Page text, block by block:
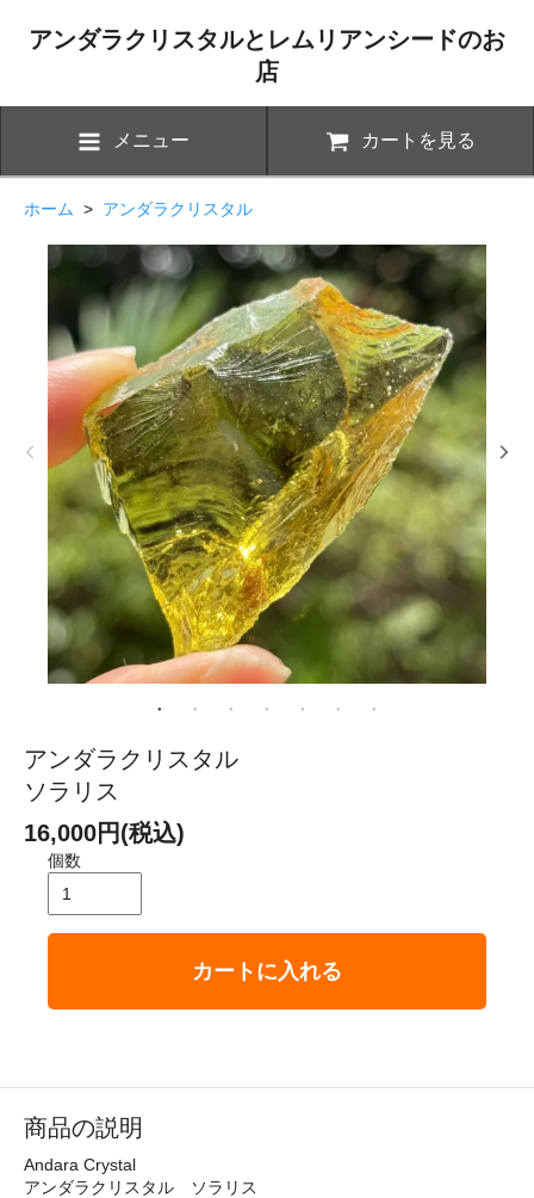
アンダラクリスタルとレムリアンシードのお
店
メニュー カートを見る
ホーム > アンダラクリスタル
アンダラクリスタル
ソラリス
16,000円(税込)
個数
カートに入れる
商品の説明
Andara Crystal
アンダラクリスタル ソラリス